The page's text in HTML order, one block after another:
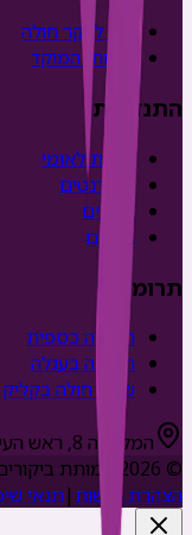
איך לבקר חולה
שירותי המוקד
התנדבות
שירות לאומי
סטודנטים
צעירים
בוגרים
תרומה
תרומה כספית
תמיכה בעגלה
שמח חולה בקליק
המלאכה 8, ראש העין
©
2026 עמותת
הצהרת נגישות |תנאי